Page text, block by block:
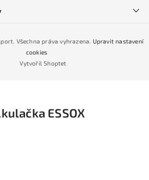
ESSOX
Vytvořil Shoptet
. Všechna práva vyhrazena. Upravit nastavení
cookies
ESSOX